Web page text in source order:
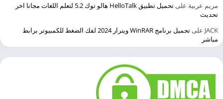
مريم عربية على
تحميل تطبيق HelloTalk هالو توك 5.2 لتعلم اللغات مجانا اخر
تحديث
JACK على
تحميل برنامج WinRAR وينرار 2024 لفك الضغط للكمبيوتر برابط
مباشر